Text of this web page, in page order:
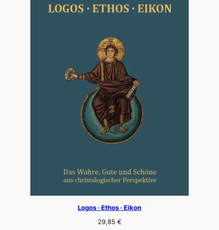
Logos · Ethos · Eikon
29,85 €